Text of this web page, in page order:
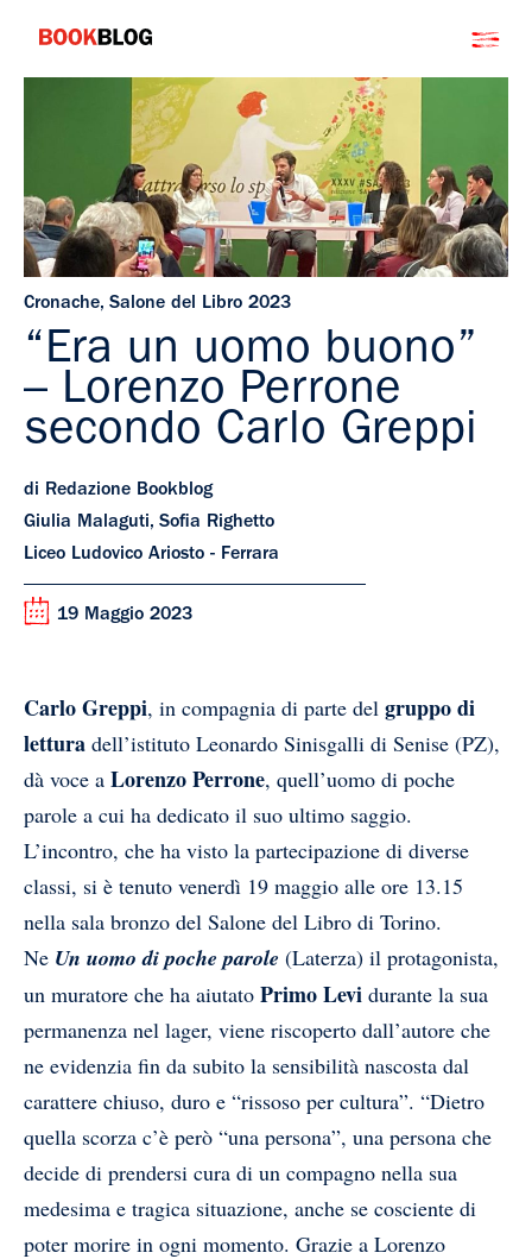
contenuto
Bookblog
Cronache, Salone del Libro 2023
“Era un uomo buono”
– Lorenzo Perrone
secondo Carlo Greppi
di Redazione Bookblog
Giulia Malaguti, Sofia Righetto
Liceo Ludovico Ariosto - Ferrara
19 Maggio 2023
Carlo Greppi, in compagnia di parte del gruppo di
lettura dell’istituto Leonardo Sinisgalli di Senise (PZ),
dà voce a Lorenzo Perrone, quell’uomo di poche
parole a cui ha dedicato il suo ultimo saggio.
L’incontro, che ha visto la partecipazione di diverse
classi, si è tenuto venerdì 19 maggio alle ore 13.15
nella sala bronzo del Salone del Libro di Torino.
Ne Un uomo di poche parole (Laterza) il protagonista,
un muratore che ha aiutato Primo Levi durante la sua
permanenza nel lager, viene riscoperto dall’autore che
ne evidenzia fin da subito la sensibilità nascosta dal
carattere chiuso, duro e “rissoso per cultura”. “Dietro
quella scorza c’è però “una persona”, una persona che
decide di prendersi cura di un compagno nella sua
medesima e tragica situazione, anche se cosciente di
poter morire in ogni momento. Grazie a Lorenzo